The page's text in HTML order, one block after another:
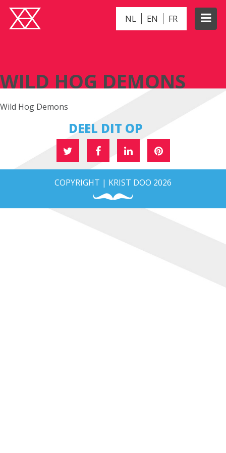
NL EN FR
WILD HOG DEMONS
Wild Hog Demons
DEEL DIT OP
COPYRIGHT | KRIST DOO 2026